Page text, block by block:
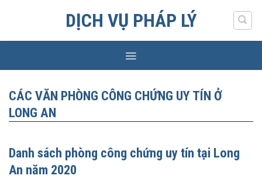
DỊCH VỤ PHÁP LÝ
CÁC VĂN PHÒNG CÔNG CHỨNG UY TÍN Ở
LONG AN
Danh sách phòng công chứng uy tín tại Long
An năm 2020